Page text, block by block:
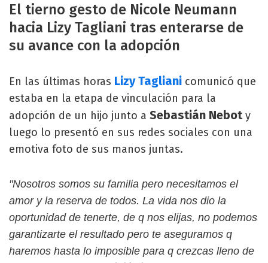
El tierno gesto de Nicole Neumann
hacia Lizy Tagliani tras enterarse de
su avance con la adopción
En las últimas horas Lizy Tagliani comunicó que
estaba en la etapa de vinculación para la
adopción de un hijo junto a Sebastián Neboty
luego lo presentó en sus redes sociales con una
emotiva foto de sus manos juntas.
"Nosotros somos su familia pero necesitamos el
amor y la reserva de todos. La vida nos dio la
oportunidad de tenerte, de q nos elijas, no podemos
garantizarte el resultado pero te aseguramos q
haremos hasta lo imposible para q crezcas lleno de